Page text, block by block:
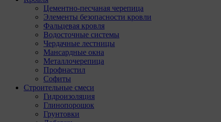
Цементно-песчаная черепица
Элементы безопасности кровли
Фальцевая кровля
Водосточные системы
Чердачные лестницы
Мансардные окна
Металлочерепица
Профнастил
Софиты
Строительные смеси
Гидроизоляция
Глинопорошок
Грунтовки